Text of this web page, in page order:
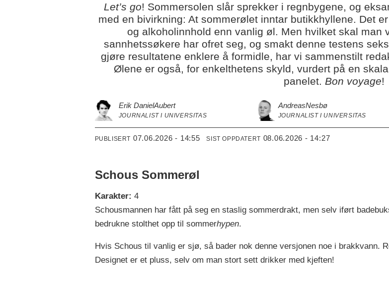
Let’s go! Sommersolen slår sprekker i regnbygene, og
med en bivirkning: At sommerølet inntar butikkhyllene. Det
og alkoholinnhold enn vanlig øl. Men hvilket skal man
sannhetssøkere har ofret seg, og smakt denne testens
gjøre resultatene enklere å formidle, har vi sammenstilt
Ølene er også, for enkelthetens skyld, vurdert på en
panelet. Bon voyage!
Erik DanielAubert
JOURNALIST I UNIVERSITAS
AndreasNesbø
JOURNALIST I UNIVERSITAS
PUBLISERT 07.06.2026 - 14:55 SIST OPPDATERT 08.06.2026 - 14:27
Schous Sommerøl
Karakter: 4
Schousmannen har fått på seg en staslig sommerdrakt, men selv iført
bedrukne stolthet opp til sommerhypen.
Hvis Schous til vanlig er sjø, så bader nok denne versjonen noe i brakkvann.
Designet er et pluss, selv om man stort sett drikker med kjeften!